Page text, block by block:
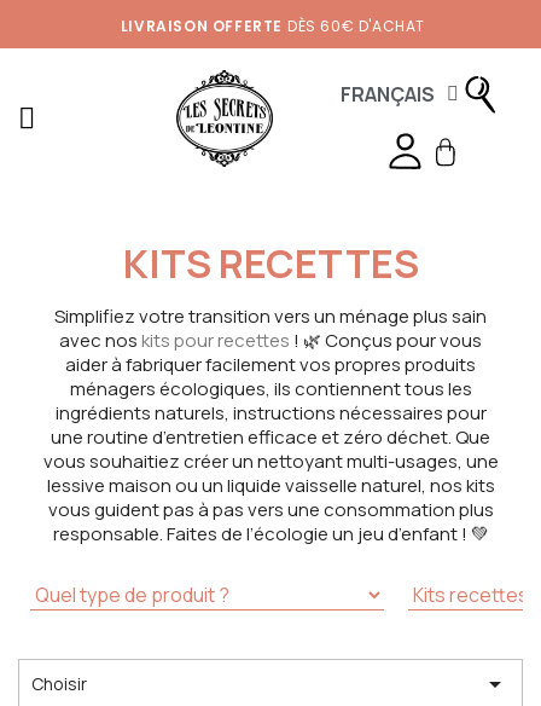
LIVRAISON OFFERTE DÈS 60€ D'ACHAT
FRANÇAIS
KITS RECETTES
Simplifiez votre transition vers un ménage plus sain
avec nos kits pour recettes ! 🌿 Conçus pour vous
aider à fabriquer facilement vos propres produits
ménagers écologiques, ils contiennent tous les
ingrédients naturels, instructions nécessaires pour
une routine d’entretien efficace et zéro déchet. Que
vous souhaitiez créer un nettoyant multi-usages, une
lessive maison ou un liquide vaisselle naturel, nos kits
vous guident pas à pas vers une consommation plus
responsable. Faites de l’écologie un jeu d’enfant ! 💚
Choisir 